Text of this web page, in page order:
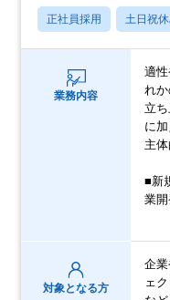
正社員採用 土日祝
業務内容
適
れ
立
に
主
■新
業開
対象となる方
企
ェ